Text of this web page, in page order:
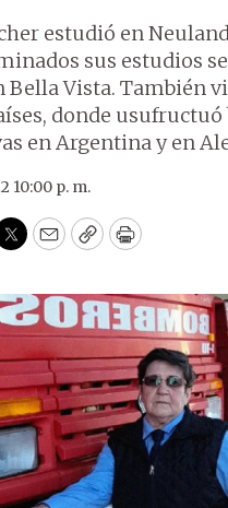
estudió en
sus estudios
Bella Vista. También
donde usufructuó
en Argentina y en
10:00 p. m.
Twitter
EmailCopyPrint